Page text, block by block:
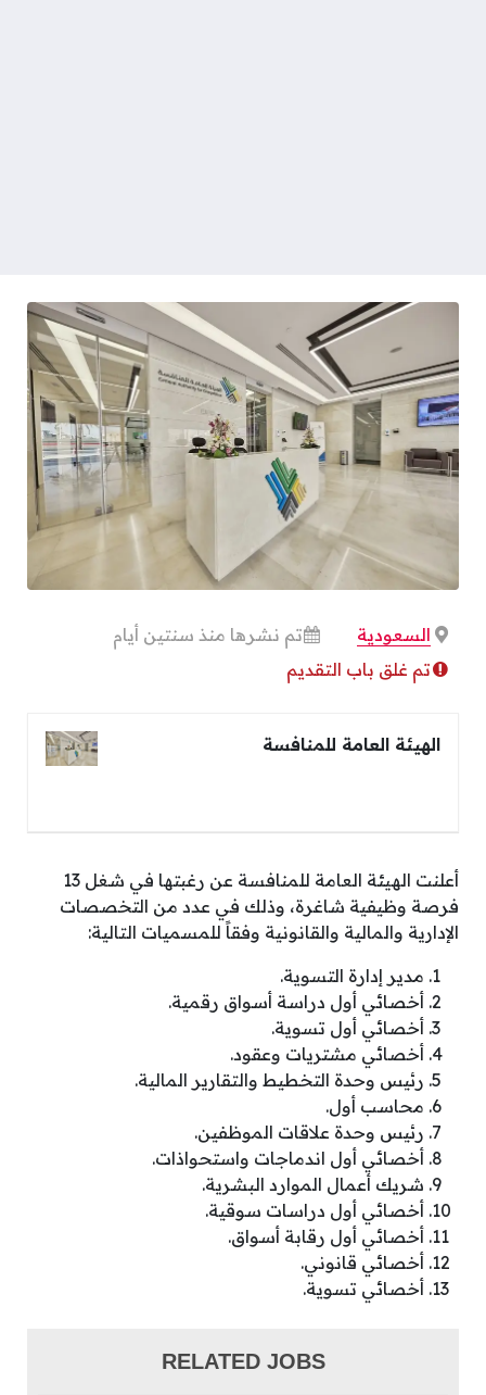
السعودية
تم نشرها منذ سنتين أيام
تم غلق باب التقديم
الهيئة العامة للمنافسة
أعلنت الهيئة العامة للمنافسة عن رغبتها في شغل 13
فرصة وظيفية شاغرة، وذلك في عدد من التخصصات
الإدارية والمالية والقانونية وفقاً للمسميات التالية:
مدير إدارة التسوية.
أخصائي أول دراسة أسواق رقمية.
أخصائي أول تسوية.
أخصائي مشتريات وعقود.
رئيس وحدة التخطيط والتقارير المالية.
محاسب أول.
رئيس وحدة علاقات الموظفين.
أخصائي أول اندماجات واستحواذات.
شريك أعمال الموارد البشرية.
أخصائي أول دراسات سوقية.
أخصائي أول رقابة أسواق.
أخصائي قانوني.
أخصائي تسوية.
RELATED JOBS